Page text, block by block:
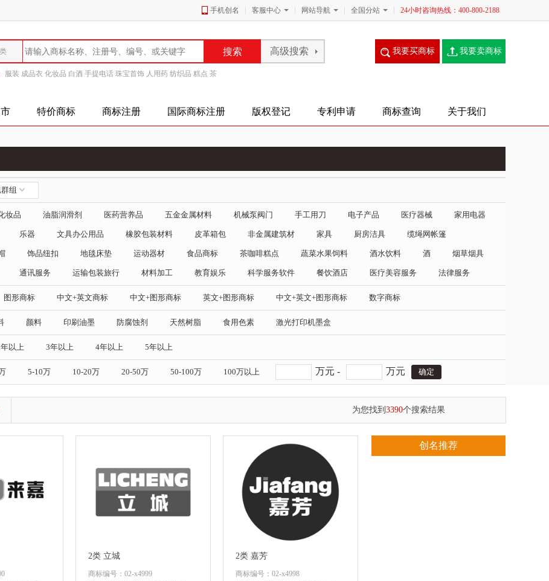
手机创名 客服中心 网站导航 全国分站 24小时咨询热线：400-800-2188
服装 成品衣 化妆品 白酒 手提电话 珠宝首饰 人用药 纺织品 糕点 茶
我要买商标 我要卖商标
特价商标 商标注册 国际商标注册 版权登记 专利申请 商标查询 关于我们
组
妆品 油脂润滑剂 医药营养品 五金金属材料 机械泵阀门 手工用刀 电子产品 医疗器械 家用电器
乐器 文具办公用品 橡胶包装材料 皮革箱包 非金属建筑材 家具 厨房洁具 缆绳网帐篷
饰品纽扣 地毯床垫 运动器材 食品商标 茶咖啡糕点 蔬菜水果饲料 酒水饮料 酒 烟草烟具
通讯服务 运输包装旅行 材料加工 教育娱乐 科学服务软件 餐饮酒店 医疗美容服务 法律服务
图形商标 中文+英文商标 中文+图形商标 英文+图形商标 中文+英文+图形商标 数字商标
颜料 印刷油墨 防腐蚀剂 天然树脂 食用色素 激光打印机墨盒
以上 3年以上 4年以上 5年以上
5-10万 10-20万 20-50万 50-100万 100万以上 万元 - 万元
为您找到 3390个搜索结果
2类 立城
商标编号：02-x4999
2类 嘉芳
商标编号：02-x4998
创名推荐